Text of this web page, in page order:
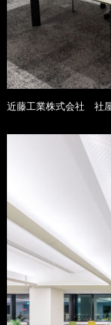
近藤工業株式会社 社